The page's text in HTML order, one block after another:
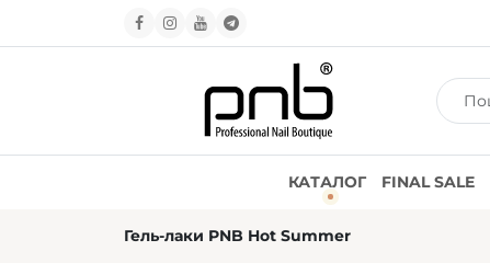
КАТАЛОГ FINAL SALE
Гель-лаки PNB Hot Summer